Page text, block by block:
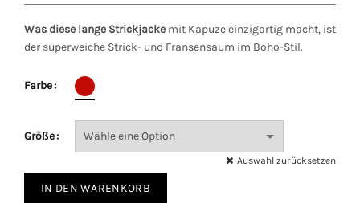
Was diese lange Strickjacke mit Kapuze einzigartig macht, ist
der superweiche Strick- und Fransensaum im Boho-Stil.
Farbe
Größe
Auswahl zurücksetzen
IN DEN WARENKORB